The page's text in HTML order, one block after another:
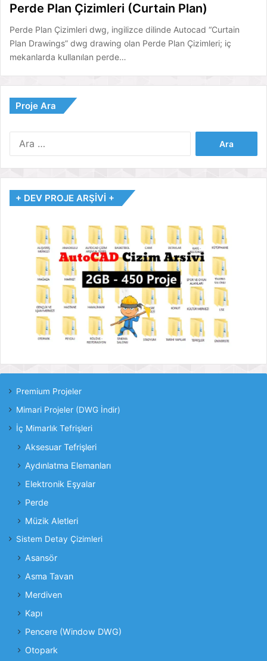
Perde Plan Çizimleri (Curtain Plan)
Perde Plan Çizimleri dwg, ingilizce dilinde Autocad “Curtain
Plan Drawings” dwg drawing olan Perde Plan Çizimleri; iç
mekanlarda kullanılan perde…
Proje Ara
+ DEV PROJE ARŞİVİ +
Premium Projeler
Mimari Projeler (DWG İndir)
İç Mimarlık Tefrişleri
Aksesuar Tefrişleri
Aydınlatma Elemanları
Elektronik Eşyalar
Perde
Müzik Aletleri
Sistem Detay Çizimleri
Asansör
Asma Tavan
Merdiven
Kapı
Pencere (Window DWG)
Otopark